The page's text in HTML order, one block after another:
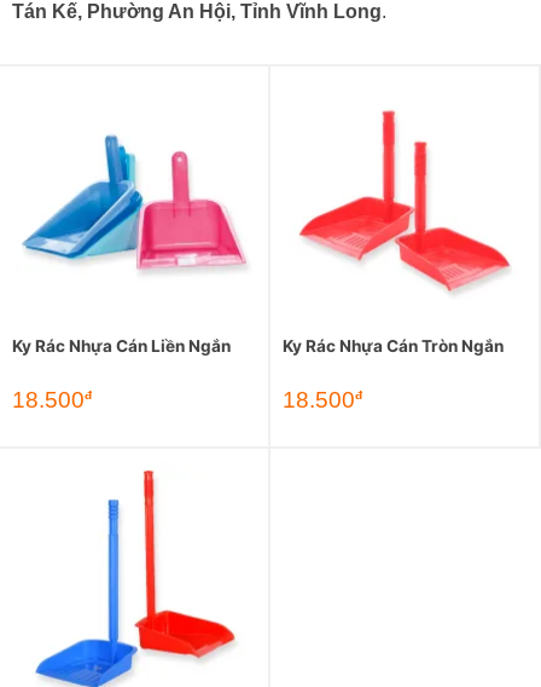
Tán Kế, Phường An Hội, Tỉnh Vĩnh Long.
Ky Rác Nhựa Cán Liền Ngắn
18.500đ
Ky Rác Nhựa Cán Tròn Ngắn
18.500đ